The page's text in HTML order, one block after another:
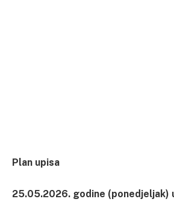
Plan upisa
25.05.2026. godine (ponedjeljak)